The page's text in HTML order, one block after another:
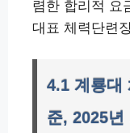
렴한 합리적 요
대표 체력단련
4.1 계룡대
준, 2025년